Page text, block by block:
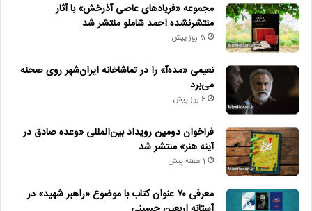
مجموعه «فریادهای عاصی آذرخش» با آثار
منتشرنشده احمد شاملو منتشر شد
5 روز پیش
نعیمی «مده‌آ» را در تماشاخانه ایران‌شهر روی صحنه
می‌برد
6 روز پیش
فراخوان دومین رویداد بین‌المللی «وعده صادق در
آینه هنر» منتشر شد
1 هفته پیش
معرفی ۷۰ عنوان کتاب با موضوع «راهبر شهید» در